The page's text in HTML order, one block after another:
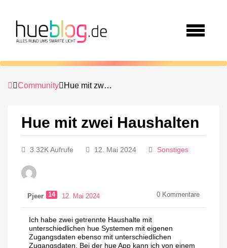
Community Hue mit zwei Haushalten
Hue mit zwei Haushalten
3.32K Aufrufe 12. Mai 2024 Sonstiges
Pjeer 14 12. Mai 2024 0 Kommentare
Ich habe zwei getrennte Haushalte mit
unterschiedlichen hue Systemen mit eigenen
Zugangsdaten ebenso mit unterschiedlichen
Zugangsdaten. Bei der hue App kann ich von einem